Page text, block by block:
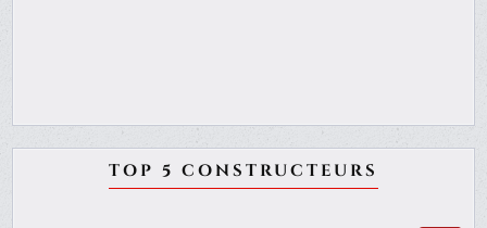
TOP 5 CONSTRUCTEURS